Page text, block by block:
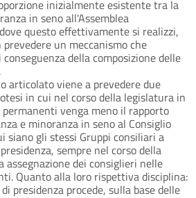
inizialmente esistente tra la
in seno all'Assemblea
questo effettivamente si realizzi,
un meccanismo che
della composizione delle
articolato viene a prevedere due
in cui nel corso della legislatura in
venga meno il rapporto
e minoranza in seno al Consiglio
siano gli stessi Gruppi consiliari a
sempre nel corso della
assegnazione dei consiglieri nelle
Quanto alla loro rispettiva disciplina:
presidenza procede, sulla base delle